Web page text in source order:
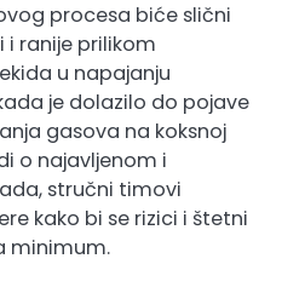
procesa biće slični
i ranije prilikom
u napajanju
je dolazilo do pojave
gasova na koksnoj
o najavljenom i
stručni timovi
kako bi se rizici i štetni
minimum.